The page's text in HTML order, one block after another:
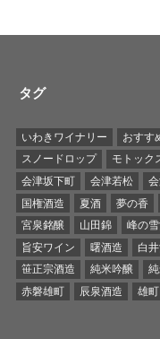
タグ
いわきワイナリー おすす
スノードロップ
モトック
会津坂下町
会津若松
国権酒造
夏酒 夢の香
宮泉銘醸
山田錦 峰の
旨安ワイン
曙酒造 白
笹正宗酒造
純米吟醸
赤磐雄町
辰泉酒造 雄町